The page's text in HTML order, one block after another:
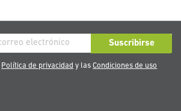
Suscribirse
Política de privacidad y lasCondiciones de uso